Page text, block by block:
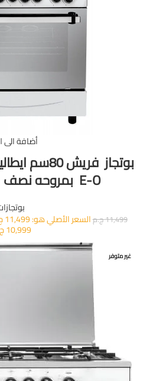
أضافة الى
E-O بمروحه نصف امان – 16607
11,499ج.مالسعر الأصلي هو: 11,499 ج.م.
10,999 ج.م.
غير متوفر